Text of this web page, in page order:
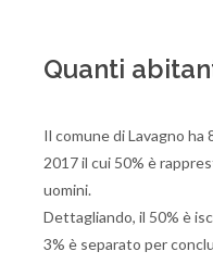
Quanti
Il comune di Lavagno
2017 il cui 50% è
uomini.
Dettagliando, il 50% è
3% è separato per